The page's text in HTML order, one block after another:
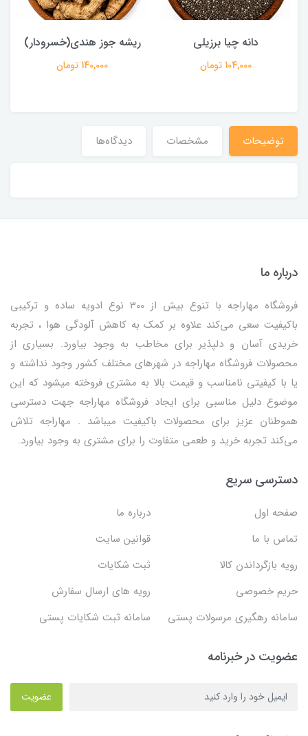
دانه چیا برزیلی
104,000 تومان
ریشه جوز هندی(خسرودار)
140,000 تومان
توضیحات مشخصات دیدگاه‌ها
درباره ما
فروشگاه مهاراجه با تنوع بیش از 300 نوع ادویه ساده و ترکیبی
باکیفیت سعی می‌کند علاوه بر کمک به کاهش آلودگی هوا ، تجربه
خریدی آسان و دلپذیر برای مخاطب به وجود بیاورد. بسیاری از
محصولات فروشگاه مهاراجه در شهرهای مختلف کشور وجود نداشته و
یا با کیفیتی نامناسب و قیمت بالا به مشتری فروخته میشود که این
موضوع دلیل مناسبی برای ایجاد فروشگاه مهاراجه جهت دسترسی
هموطنان عزیز برای محصولات باکیفیت میباشد . مهاراجه تلاش
می‌کند تجربه خرید و طعمی متفاوت را برای مشتری به وجود بیاورد.
دسترسی سریع
صفحه اول
درباره ما
تماس با ما
قوانین سایت
رویه بازگرداندن کالا
ثبت شکایات
حریم خصوصی
رویه های ارسال سفارش
سامانه رهگیری مرسولات پستی
سامانه ثبت شکایات پستی
عضویت در خبرنامه
عضویت